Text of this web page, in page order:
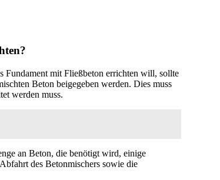
Fundament mit Fließbeton errichten will, sollte
Beton beigegeben werden. Dies muss
werden muss.
an Beton, die benötigt wird, einige
des Betonmischers sowie die